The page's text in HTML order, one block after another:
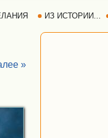
ИЗ ИСТОРИИ...
»